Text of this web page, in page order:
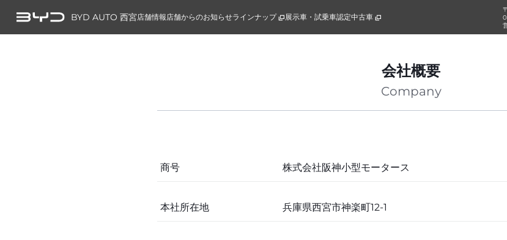
BYD AUTO 西宮店舗情報店舗からのお知らせラインナップ 展示車・試乗車認定中古車
会社概要
Company
商号 株式会社阪神小型モータース
本社所在地 兵庫県西宮市神楽町12-1